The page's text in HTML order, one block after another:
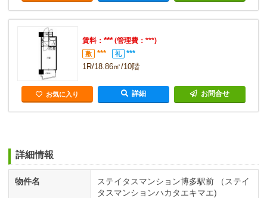
賃料： ***(管理費：***)
敷 *** 礼
***
1R/18.86㎡/10階
お気に入り 詳細 お問合せ
詳細情報
物件名
ステイタスマンション博多駅前 （ステイ
タスマンションハカタエキマエ)